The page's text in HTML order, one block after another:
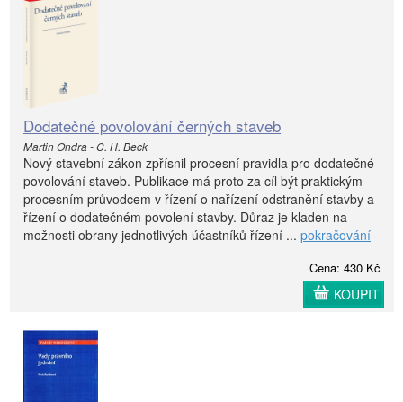
Dodatečné povolování černých staveb
Martin Ondra - C. H. Beck
Nový stavební zákon zpřísnil procesní pravidla pro dodatečné
povolování staveb. Publikace má proto za cíl být praktickým
procesním průvodcem v řízení o nařízení odstranění stavby a
řízení o dodatečném povolení stavby. Důraz je kladen na
možnosti obrany jednotlivých účastníků řízení ... pokračování
Cena: 430 Kč
KOUPIT